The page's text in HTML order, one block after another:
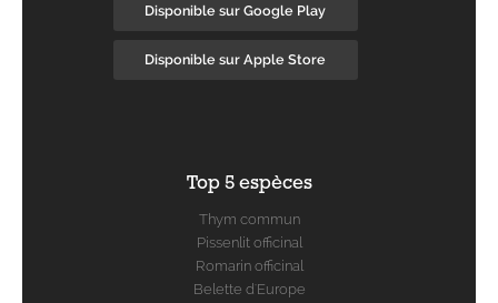
Disponible sur Google Play
Disponible sur Apple Store
Top 5 espèces
Thym commun
Pissenlit officinal
Romarin officinal
Belette d'Europe